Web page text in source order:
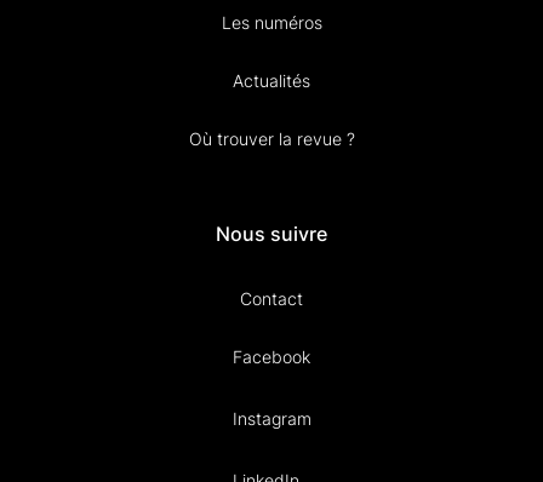
Les numéros
Actualités
Où trouver la revue ?
Nous suivre
Contact
Facebook
Instagram